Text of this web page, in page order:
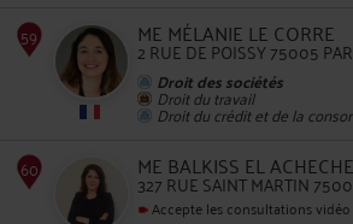
ME MÉLANIE LE CORRE
2 RUE DE POISSY 75005
Droit des sociétés
Droit du travail
Droit du crédit et de la
ME BALKISS EL ACHECHE
327 RUE SAINT MARTIN
Accepte les consultations vidéo